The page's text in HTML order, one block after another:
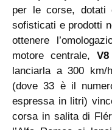
per le corse, dotati
sofisticati e prodotti
ottenere
motore centrale,
lanciarla a 300
(dove 33 è il
espressa in litri)
corsa in salita di